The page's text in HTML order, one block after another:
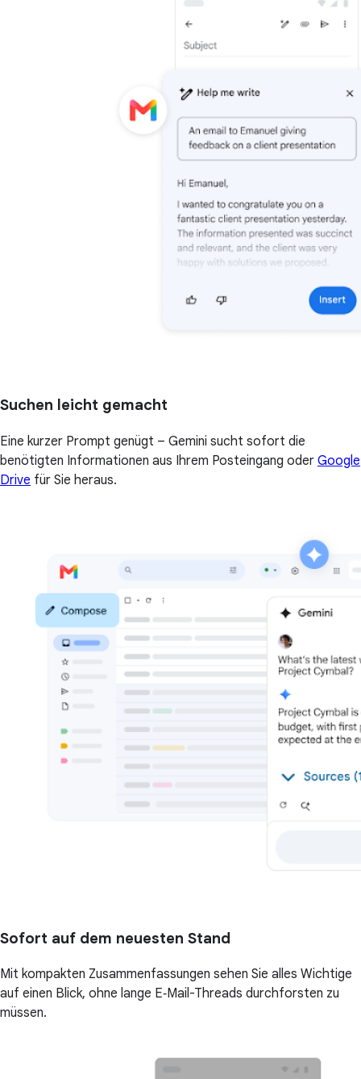
Suchen leicht gemacht
Eine kurzer Prompt genügt – Gemini sucht sofort die
benötigten Informationen aus Ihrem Posteingang oder Google
Drive für Sie heraus.
Sofort auf dem neuesten Stand
Mit kompakten Zusammenfassungen sehen Sie alles Wichtige
auf einen Blick, ohne lange E‑Mail-Threads durchforsten zu
müssen.